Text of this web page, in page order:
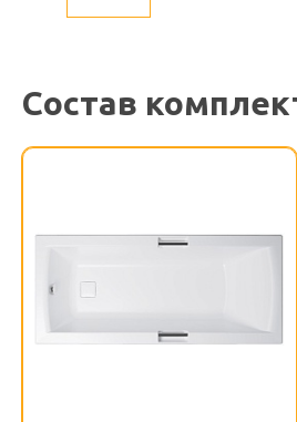
Состав